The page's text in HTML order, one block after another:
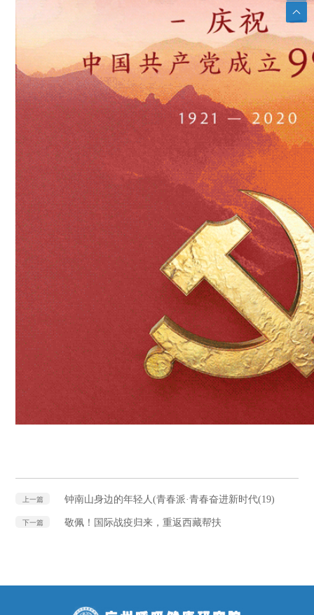
上一篇 钟南山身边的年轻人(青春派·青春奋进新时代(19)
下一篇 敬佩！国际战疫归来，重返西藏帮扶